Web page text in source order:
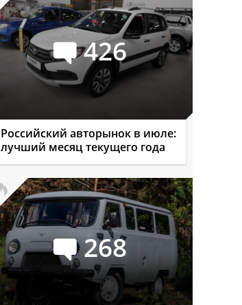
426
Российский авторынок в июле:
лучший месяц текущего года
268